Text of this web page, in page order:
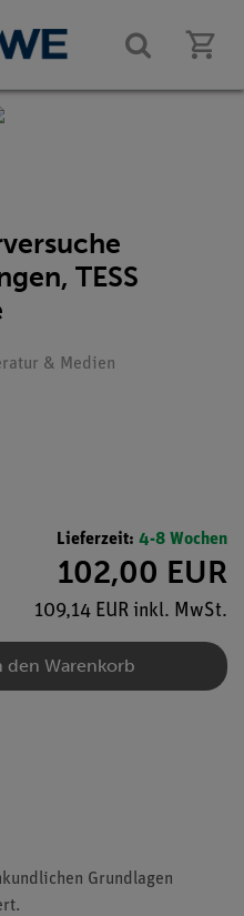
TESS
& Medien
Lieferzeit: 4-8 Wochen
102,00 EUR
109,14 EUR inkl. MwSt.
den Warenkorb
Grundlagen